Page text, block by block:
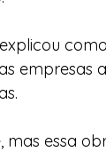
empresas
essa